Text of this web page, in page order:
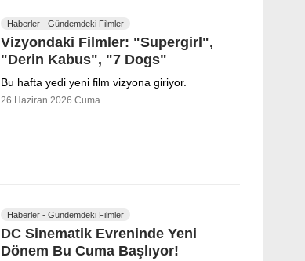
Haberler - Gündemdeki Filmler
Vizyondaki Filmler: "Supergirl",
"Derin Kabus", "7 Dogs"
Bu hafta yedi yeni film vizyona giriyor.
26 Haziran 2026 Cuma
Haberler - Gündemdeki Filmler
DC Sinematik Evreninde Yeni
Dönem Bu Cuma Başlıyor!